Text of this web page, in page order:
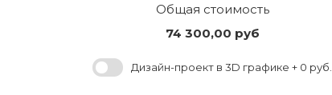
Общая стоимость
74 300,00 руб
Дизайн-проект в 3D графике + 0 руб.